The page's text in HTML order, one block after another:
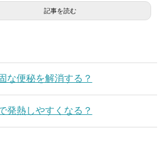
記事を読む
な便秘を解消する？
発熱しやすくなる？